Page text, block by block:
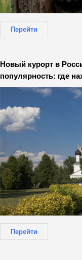
Перейти
Новый курорт в
популярность: где
Перейти